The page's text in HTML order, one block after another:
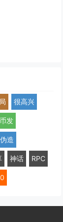
很高兴
币发
造
神话 RPC